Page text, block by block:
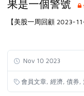
果是一個警號
【美股一周回顧 2023-
Nov 10 2023
會員文章 經濟 債券